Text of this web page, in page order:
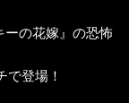
の花嫁』の恐怖
で登場！